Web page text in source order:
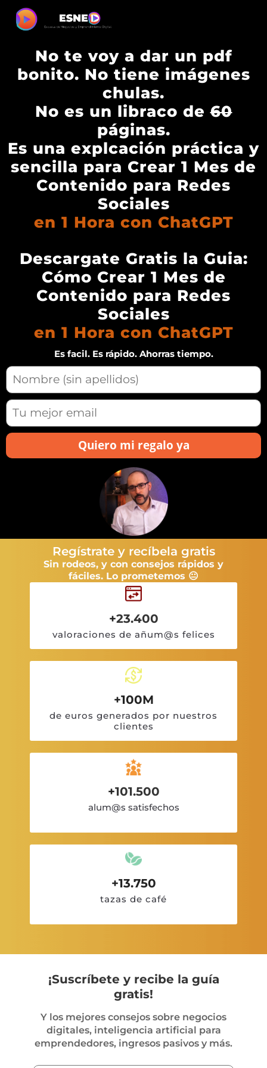
No te voy a dar un pdf
bonito. No tiene imágenes
chulas.
No es un libraco de60
páginas.
Es una explcación práctica y
sencilla para Crear 1 Mes de
Contenido para Redes
Sociales
en 1 Hora con ChatGPT
Descargate Gratis la Guia:
Cómo Crear 1 Mes de
Contenido para Redes
Sociales
en 1 Hora con ChatGPT
Es facil. Es rápido. Ahorras tiempo.
Quiero mi regalo ya
Regístrate y recíbela gratis
Sin rodeos, y con consejos rápidos y
fáciles. Lo prometemos 😐
+23.400
valoraciones de añum@s felices
+100M
de euros generados por nuestros
clientes
+101.500
alum@s satisfechos
+13.750
tazas de café
¡Suscríbete y recibe la guía
gratis!
Y los mejores consejos sobre negocios
digitales, inteligencia artificial para
emprendedores, ingresos pasivos y más.